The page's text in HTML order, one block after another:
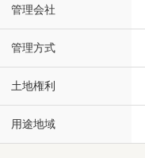
管理会社
管理方式
土地権利
用途地域